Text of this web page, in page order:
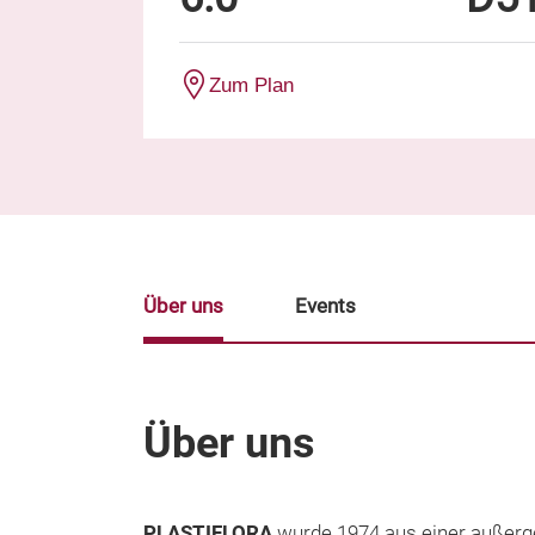
Zum Plan
Über uns
Über uns Events